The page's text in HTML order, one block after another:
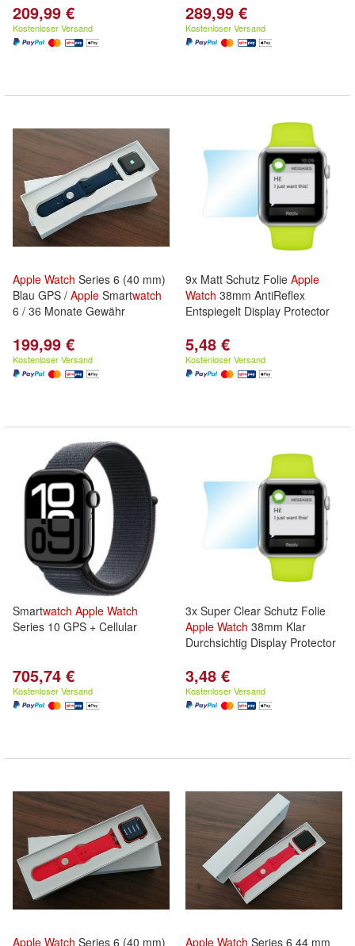
209,99 €
Kostenloser Versand
289,99 €
Kostenloser Versand
Apple Watch Series 6 (40 mm)
Blau GPS / Apple Smartwatch
6 / 36 Monate Gewähr
199,99 €
Kostenloser Versand
9x Matt Schutz Folie Apple
Watch 38mm AntiReflex
Entspiegelt Display Protector
5,48 €
Kostenloser Versand
Smartwatch Apple Watch
Series 10 GPS + Cellular
705,74 €
Kostenloser Versand
3x Super Clear Schutz Folie
Apple Watch 38mm Klar
Durchsichtig Display Protector
3,48 €
Kostenloser Versand
Apple Watch Series 6 (40 mm) Apple Watch Series 6 44 mm